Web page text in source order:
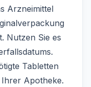
Arzneimittel
Nutzen Sie es
Tabletten
Apotheke.